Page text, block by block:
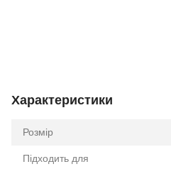
Характеристики
Розмір
Підходить для